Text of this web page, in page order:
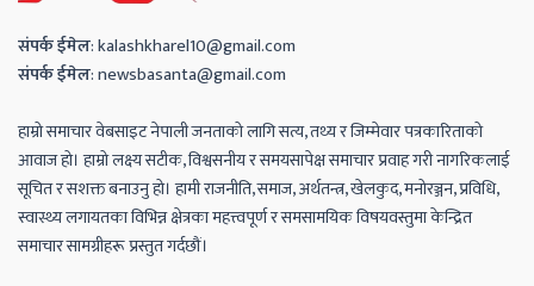
संपर्कईमेल:kalashkharel10@gmail.com
संपर्कईमेल:newsbasanta@gmail.com
हाम्रो समाचार वेबसाइट नेपाली जनताको लागि सत्य, तथ्य र जिम्मेवार पत्रकारिताको
आवाज हो। हाम्रो लक्ष्य सटीक, विश्वसनीय र समयसापेक्ष समाचार प्रवाह गरी नागरिकलाई
सूचित र सशक्त बनाउनु हो। हामी राजनीति, समाज, अर्थतन्त्र, खेलकुद, मनोरञ्जन, प्रविधि,
स्वास्थ्य लगायतका विभिन्न क्षेत्रका महत्त्वपूर्ण र समसामयिक विषयवस्तुमा केन्द्रित
समाचार सामग्रीहरू प्रस्तुत गर्दछौं।